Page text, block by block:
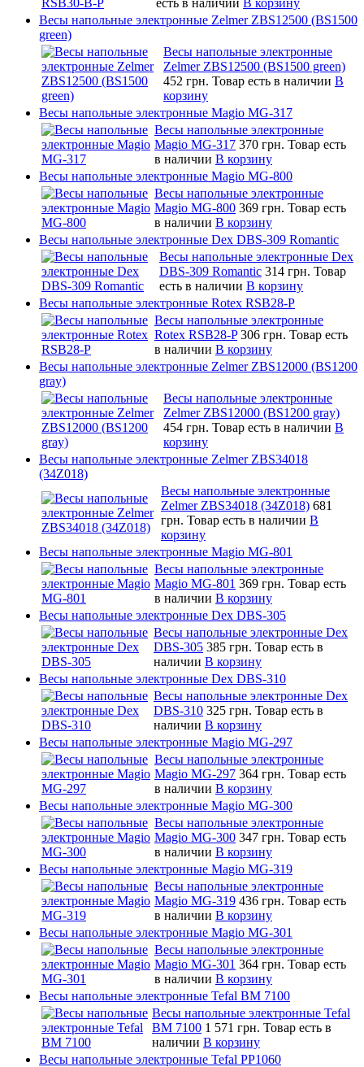
Весы напольные электронные Zelmer ZBS12500 (BS1500
green)
Весы напольные электронные
Zelmer ZBS12500 (BS1500 green)
452 грн. Товар есть в наличии В
корзину
Весы напольные электронные Magio MG-317
Весы напольные электронные
Magio MG-317 370 грн. Товар есть
в наличии В корзину
Весы напольные электронные Magio MG-800
Весы напольные электронные
Magio MG-800 369 грн. Товар есть
в наличии В корзину
Весы напольные электронные Dex DBS-309 Romantic
Весы напольные электронные Dex
DBS-309 Romantic 314 грн. Товар
есть в наличии В корзину
Весы напольные электронные Rotex RSB28-P
Весы напольные электронные
Rotex RSB28-P 306 грн. Товар есть
в наличии В корзину
Весы напольные электронные Zelmer ZBS12000 (BS1200
gray)
Весы напольные электронные
Zelmer ZBS12000 (BS1200 gray)
454 грн. Товар есть в наличии В
корзину
Весы напольные электронные Zelmer ZBS34018
(34Z018)
Весы напольные электронные
Zelmer ZBS34018 (34Z018) 681
грн. Товар есть в наличии В
корзину
Весы напольные электронные Magio MG-801
Весы напольные электронные
Magio MG-801 369 грн. Товар есть
в наличии В корзину
Весы напольные электронные Dex DBS-305
Весы напольные электронные Dex
DBS-305 385 грн. Товар есть в
наличии В корзину
Весы напольные электронные Dex DBS-310
Весы напольные электронные Dex
DBS-310 325 грн. Товар есть в
наличии В корзину
Весы напольные электронные Magio MG-297
Весы напольные электронные
Magio MG-297 364 грн. Товар есть
в наличии В корзину
Весы напольные электронные Magio MG-300
Весы напольные электронные
Magio MG-300 347 грн. Товар есть
в наличии В корзину
Весы напольные электронные Magio MG-319
Весы напольные электронные
Magio MG-319 436 грн. Товар есть
в наличии В корзину
Весы напольные электронные Magio MG-301
Весы напольные электронные
Magio MG-301 364 грн. Товар есть
в наличии В корзину
Весы напольные электронные Tefal BM 7100
Весы напольные электронные Tefal
BM 7100 1 571 грн. Товар есть в
наличии В корзину
Весы напольные электронные Tefal PP1060